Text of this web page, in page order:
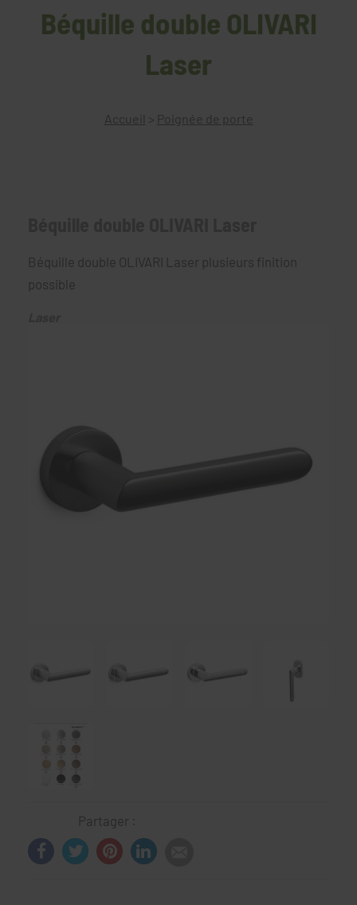
Béquille double OLIVARI
Laser
Accueil > Poignée de porte
Béquille double OLIVARI Laser plusieurs finition
possible
Partager :